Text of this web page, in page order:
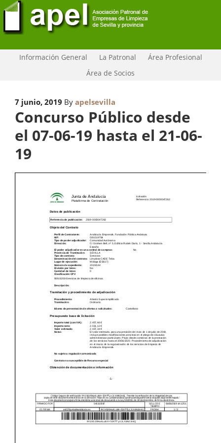
Información General La Patronal
Área Profesional
Área de Socios
7 junio, 2019 By apelsevilla
Concurso Público desde
el 07-06-19 hasta el 21-06-
19